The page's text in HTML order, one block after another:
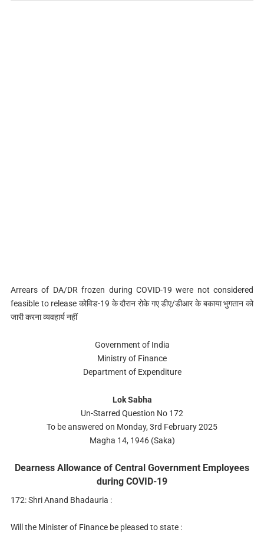
Arrears of DA/DR frozen during COVID-19 were not considered
feasible to release कोविड-19 के दौरान रोके गए डीए/डीआर के बकाया भुगतान को
जारी करना व्यवहार्य नहीं
Government of India
Ministry of Finance
Department of Expenditure
Lok Sabha
Un-Starred Question No 172
To be answered on Monday, 3rd February 2025
Magha 14, 1946 (Saka)
Dearness Allowance of Central Government Employees
during COVID-19
172: Shri Anand Bhadauria :
Will the Minister of Finance be pleased to state :